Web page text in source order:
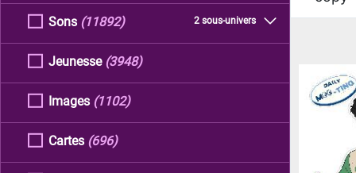
Sons 2 sous-univers
(11892)
Jeunesse (3948)
Images (1102)
Cartes (696)